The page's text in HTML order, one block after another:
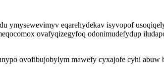
ymysewevimyv eqarehydekav isyvopof
ovafyqizegyfoq odonimudefydup
ovofibujobylym mawefy cyxajofe cyhi abuw